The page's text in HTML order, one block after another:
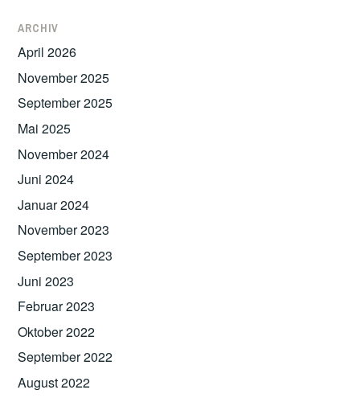
ARCHIV
April 2026
November 2025
September 2025
Mai 2025
November 2024
Juni 2024
Januar 2024
November 2023
September 2023
Juni 2023
Februar 2023
Oktober 2022
September 2022
August 2022